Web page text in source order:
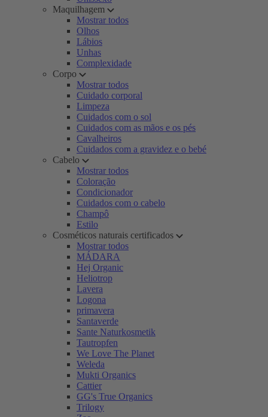
Maquilhagem
Mostrar todos
Olhos
Lábios
Unhas
Complexidade
Corpo
Mostrar todos
Cuidado corporal
Limpeza
Cuidados com o sol
Cuidados com as mãos e os pés
Cavalheiros
Cuidados com a gravidez e o bebé
Cabelo
Mostrar todos
Coloração
Condicionador
Cuidados com o cabelo
Champô
Estilo
Cosméticos naturais certificados
Mostrar todos
MÁDARA
Hej Organic
Heliotrop
Lavera
Logona
primavera
Santaverde
Sante Naturkosmetik
Tautropfen
We Love The Planet
Weleda
Mukti Organics
Cattier
GG's True Organics
Trilogy